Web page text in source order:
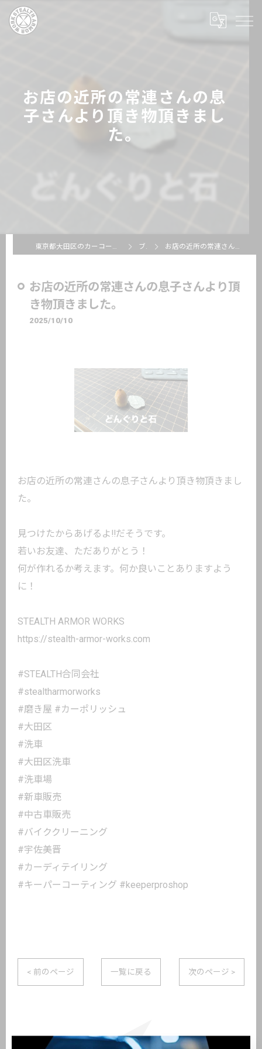
お店の近所の常連さんの息
子さんより頂き物頂きまし
た。
東京都大田区のカーコーティングならSTEALTH ARMOR WORKS ブログ お店の近所の常連さんの息子さんより頂き物頂きました。
お店の近所の常連さんの息子さんより頂
き物頂きました。
2025/10/10
お店の近所の常連さんの息子さんより頂き物頂きまし
た。
見つけたからあげるよ‼️だそうです。
若いお友達、ただありがとう！
何が作れるか考えます。何か良いことありますよう
に！
STEALTH ARMOR WORKS
https://stealth-armor-works.com
#STEALTH合同会社
#stealtharmorworks
#磨き屋 #カーポリッシュ
#大田区
#洗車
#大田区洗車
#洗車場
#新車販売
#中古車販売
#バイククリーニング
#宇佐美晋
#カーディテイリング
#キーパーコーティング #keeperproshop
< 前のページ 一覧に戻る 次のページ >